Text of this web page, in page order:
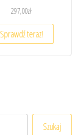
297,00zł
Sprawdź teraz!
Szukaj